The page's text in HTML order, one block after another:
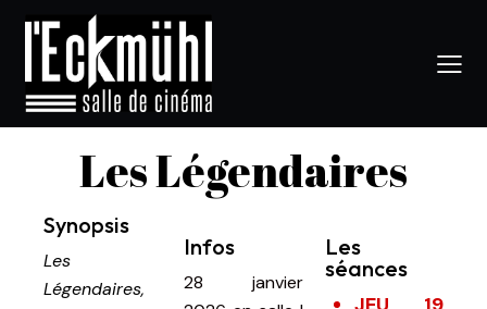
Les Légendaires
Synopsis
Les
Légendaires,
Infos
28 janvier
Les
séances